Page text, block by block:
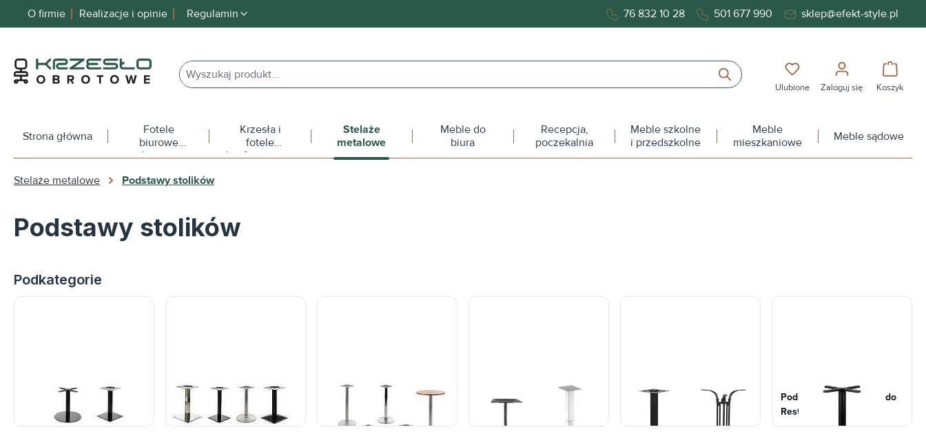
Przejdź do głównej nawigacji
O firmie Realizacje i opinie Regulamin 76 832 10 28 501 677 990 sklep@efekt-style.pl
Masz 0 przedmioty na
Ulubione Zaloguj się Koszyk
Strona główna
Fotele
biurowe
obrotowe
Krzesła i
fotele
konferencyjne
Stelaże
metalowe
Meble do
biura
Recepcja,
poczekalnia
Meble szkolne
i przedszkolne
Meble
mieszkaniowe
Meble sądowe
Stelaże metalowe Podstawy stolików
Podstawy stolików
Podkategorie
wysokość do 60 cm
Podstawy stolików -
wysokość ok. 72 cm
Podstawy stolików -
wysokość ok. 110 cm
Podstawa stolika z
regulacją wysokości
Podstawy stolików żeliwne
Podstawy dedykowane do
Restauracji-Kawiarni